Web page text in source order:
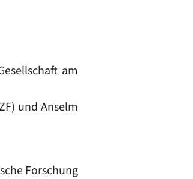
am
und Anselm
Forschung